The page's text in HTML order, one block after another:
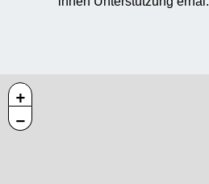
+
−